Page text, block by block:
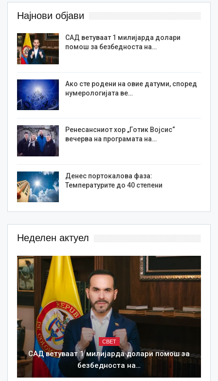
Најнови објави
САД ветуваат 1 милијарда долари
помош за безбедноста на…
Ако сте родени на овие датуми, според
нумерологијата ве…
Ренесансниот хор „Готик Војсис“
вечерва на програмата на…
Денес портокалова фаза:
Температурите до 40 степени
Неделен актуел
СВЕТ
САД ветуваат 1 милијарда долари помош за
безбедноста на…